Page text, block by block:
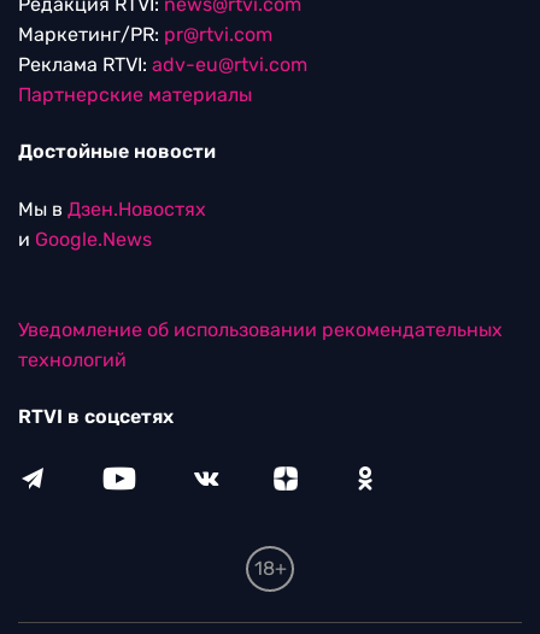
Маркетинг/PR: pr@rtvi.com
Реклама RTVI: adv-eu@rtvi.com
Партнерские материалы
Достойные новости
Мы в Дзен.Новостях
и Google.News
Уведомление об использовании рекомендательных
технологий
RTVI в соцсетях
18+